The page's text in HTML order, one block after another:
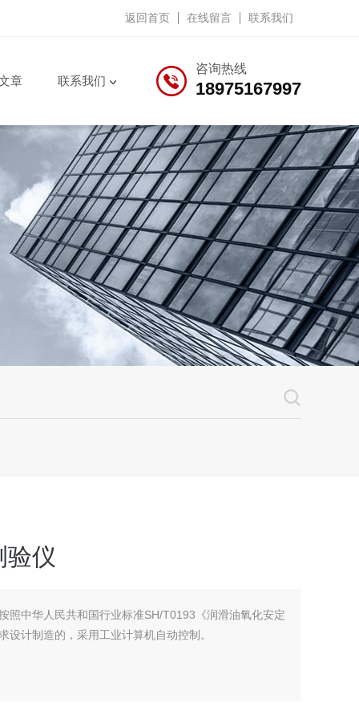
返回首页 在线留言 联系我们
咨询热线
18975167997
章 联系我们
验仪
照中华人民共和国行业标准SH/T0193《润滑油氧化安定
计制造的，采用工业计算机自动控制。